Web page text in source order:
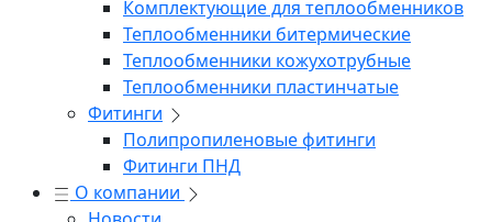
Комплектующие для теплообменников
Теплообменники битермические
Теплообменники кожухотрубные
Теплообменники пластинчатые
Фитинги
Полипропиленовые фитинги
Фитинги ПНД
О компании